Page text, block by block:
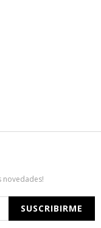
novedades!
SUSCRIBIRME